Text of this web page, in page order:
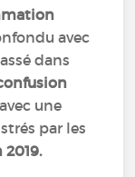
avec
dans
une
par les
2019.